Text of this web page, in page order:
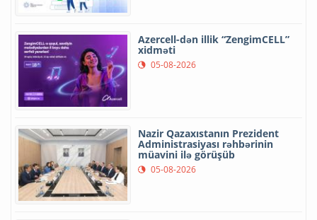
Azercell-dən illik “ZengimCELL”
xidməti
05-08-2026
Nazir Qazaxıstanın Prezident
Administrasiyası rəhbərinin
müavini ilə görüşüb
05-08-2026